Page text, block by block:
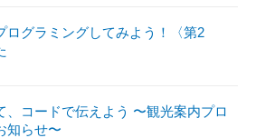
ログラミングしてみよう！〈第2
、コードで伝えよう 〜観光案内プロ
知らせ〜